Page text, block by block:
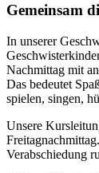
Gemeinsam
In unserer
Nachmittag mit
Das bedeutet
spielen, singen,
Unsere
Verabschiedung